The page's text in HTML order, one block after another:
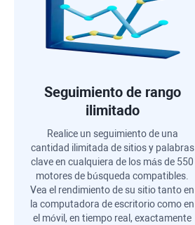
Seguimiento de rango
ilimitado
Realice un seguimiento de una
cantidad ilimitada de sitios y palabras
clave en cualquiera de los más de 550
motores de búsqueda compatibles.
Vea el rendimiento de su sitio tanto en
la computadora de escritorio como en
el móvil, en tiempo real, exactamente